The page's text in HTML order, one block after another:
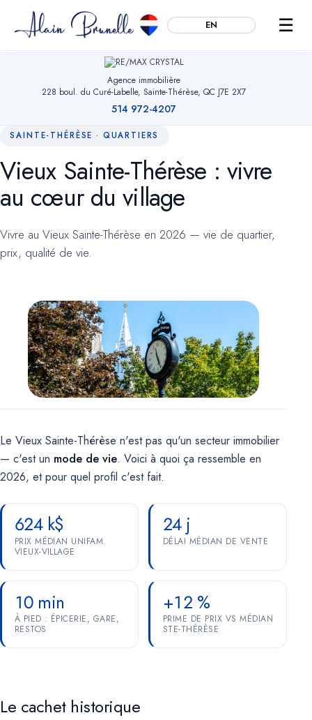
Essentiels TOUJOURS ACTIFS
Mémorisent votre choix de témoins, sécurisent les formulaires et
permettent la navigation. Sans eux, le site ne peut fonctionner.
Mesure d'audience
Marketing OPTIONNEL
Pour de futures campagnes (remarketing Google, pixel Meta).
Aucun témoin marketing n'est actif pour le moment.
EN ☰
Agence immobilière
228 boul. du Curé-Labelle, Sainte-Thérèse, QC J7E 2X7
514 972-4207
SAINTE-THÉRÈSE · QUARTIERS
Vieux Sainte-Thérèse : vivre
au cœur du village
Vivre au Vieux Sainte-Thérèse en 2026 — vie de quartier,
prix, qualité de vie.
Le Vieux Sainte-Thérèse n'est pas qu'un secteur immobilier
— c'est un mode de vie. Voici à quoi ça ressemble en
2026, et pour quel profil c'est fait.
624 k$
PRIX MÉDIAN UNIFAM.
VIEUX-VILLAGE
24 j
DÉLAI MÉDIAN DE VENTE
10 min
À PIED : ÉPICERIE, GARE,
RESTOS
+12 %
PRIME DE PRIX VS MÉDIAN
STE-THÉRÈSE
Le cachet historique